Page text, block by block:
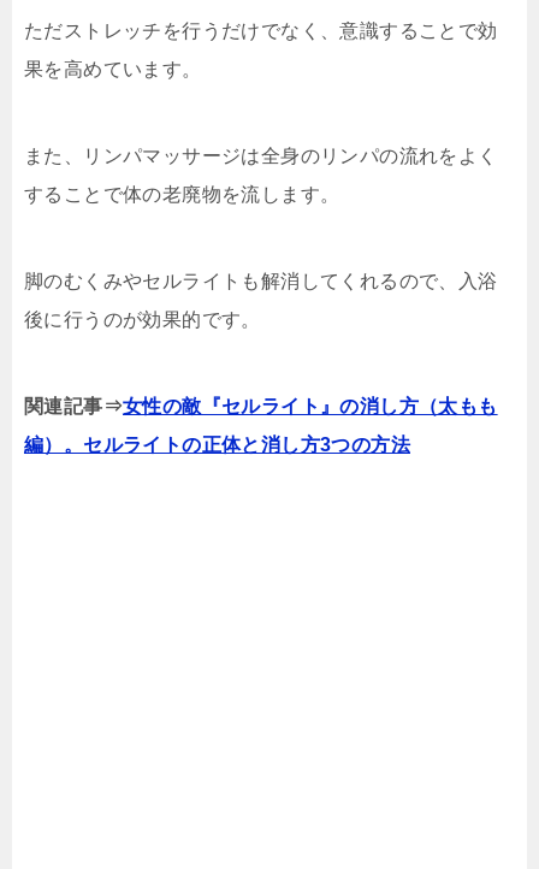
ただストレッチを行うだけでなく、意識することで効
果を高めています。
また、リンパマッサージは全身のリンパの流れをよく
することで体の老廃物を流します。
脚のむくみやセルライトも解消してくれるので、入浴
後に行うのが効果的です。
関連記事⇒女性の敵『セルライト』の消し方（太もも
編）。セルライトの正体と消し方3つの方法